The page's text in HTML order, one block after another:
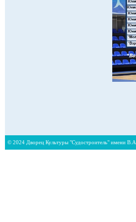
© 2024 Дворец Культуры "Судостроитель" имени